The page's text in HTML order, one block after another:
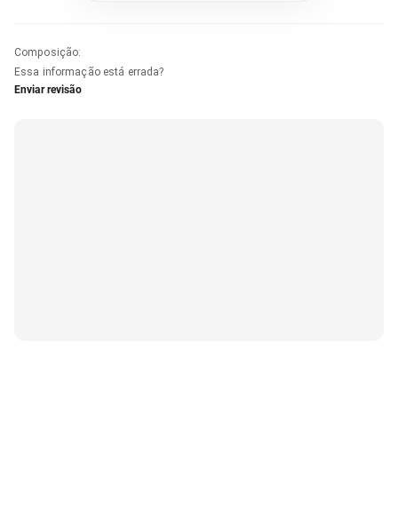
Composição:
Essa informação está errada?
Enviar revisão